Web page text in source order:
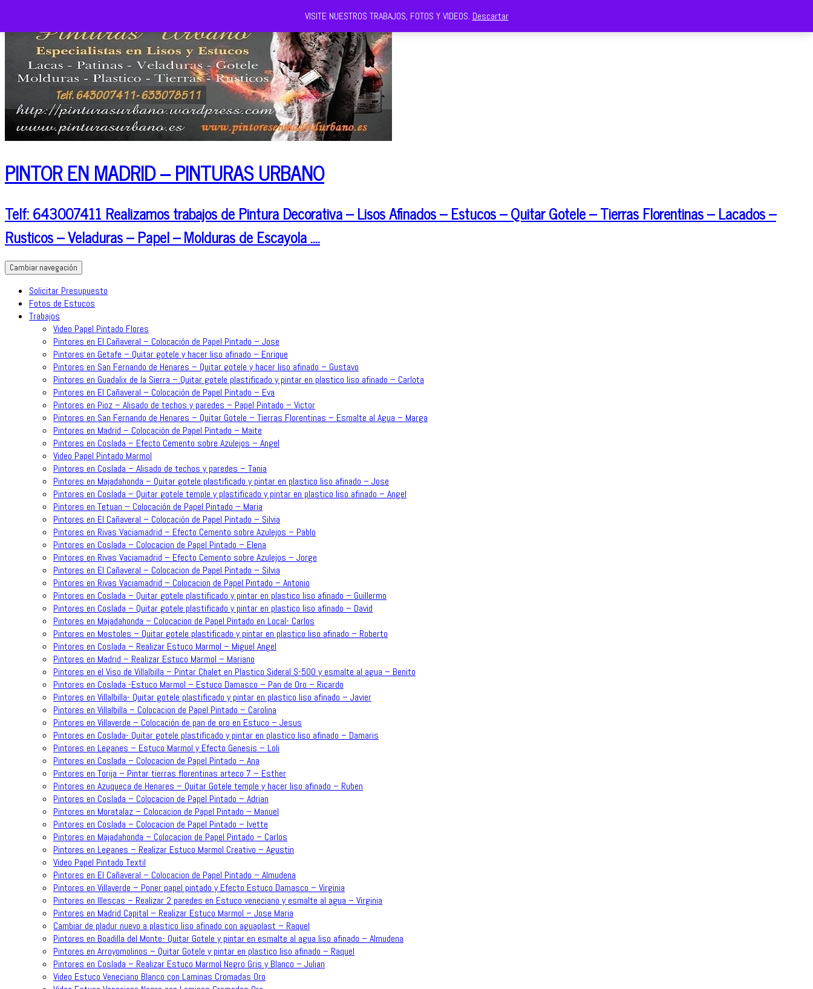
PINTOR EN MADRID – PINTURAS URBANO
Telf: 643007411 Realizamos trabajos de Pintura Decorativa – Lisos Afinados – Estucos – Quitar Gotele – Tierras Florentinas – Lacados –
Rusticos – Veladuras – Papel – Molduras de Escayola ….
Cambiar navegación
Solicitar Presupuesto
Fotos de Estucos
Trabajos
Video Papel Pintado Flores
Pintores en El Cañaveral – Colocación de Papel Pintado – Jose
Pintores en Getafe – Quitar gotele y hacer liso afinado – Enrique
Pintores en San Fernando de Henares – Quitar gotele y hacer liso afinado – Gustavo
Pintores en Guadalix de la Sierra – Quitar gotele plastificado y pintar en plastico liso afinado – Carlota
Pintores en El Cañaveral – Colocación de Papel Pintado – Eva
Pintores en Pioz – Alisado de techos y paredes – Papel Pintado – Victor
Pintores en San Fernando de Henares – Quitar Gotele – Tierras Florentinas – Esmalte al Agua – Marga
Pintores en Madrid – Colocación de Papel Pintado – Maite
Pintores en Coslada – Efecto Cemento sobre Azulejos – Angel
Video Papel Pintado Marmol
Pintores en Coslada – Alisado de techos y paredes – Tania
Pintores en Majadahonda – Quitar gotele plastificado y pintar en plastico liso afinado – Jose
Pintores en Coslada – Quitar gotele temple y plastificado y pintar en plastico liso afinado – Angel
Pintores en Tetuan – Colocación de Papel Pintado – Maria
Pintores en El Cañaveral – Colocación de Papel Pintado – Silvia
Pintores en Rivas Vaciamadrid – Efecto Cemento sobre Azulejos – Pablo
Pintores en Coslada – Colocacion de Papel Pintado – Elena
Pintores en Rivas Vaciamadrid – Efecto Cemento sobre Azulejos – Jorge
Pintores en El Cañaveral – Colocacion de Papel Pintado – Silvia
Pintores en Rivas Vaciamadrid – Colocacion de Papel Pintado – Antonio
Pintores en Coslada – Quitar gotele plastificado y pintar en plastico liso afinado – Guillermo
Pintores en Coslada – Quitar gotele plastificado y pintar en plastico liso afinado – David
Pintores en Majadahonda – Colocacion de Papel Pintado en Local- Carlos
Pintores en Mostoles – Quitar gotele plastificado y pintar en plastico liso afinado – Roberto
Pintores en Coslada – Realizar Estuco Marmol – Miguel Angel
Pintores en Madrid – Realizar Estuco Marmol – Mariano
Pintores en el Viso de Villalbilla – Pintar Chalet en Plastico Sideral S-500 y esmalte al agua – Benito
Pintores en Coslada -Estuco Marmol – Estuco Damasco – Pan de Oro – Ricardo
Pintores en Villalbilla- Quitar gotele plastificado y pintar en plastico liso afinado – Javier
Pintores en Villalbilla – Colocacion de Papel Pintado – Carolina
Pintores en Villaverde – Colocación de pan de oro en Estuco – Jesus
Pintores en Coslada- Quitar gotele plastificado y pintar en plastico liso afinado – Damaris
Pintores en Leganes – Estuco Marmol y Efecto Genesis – Loli
Pintores en Coslada – Colocacion de Papel Pintado – Ana
Pintores en Torija – Pintar tierras florentinas arteco 7 – Esther
Pintores en Azuqueca de Henares – Quitar Gotele temple y hacer liso afinado – Ruben
Pintores en Coslada – Colocacion de Papel Pintado – Adrian
Pintores en Moratalaz – Colocacion de Papel Pintado – Manuel
Pintores en Coslada – Colocacion de Papel Pintado – Ivette
Pintores en Majadahonda – Colocacion de Papel Pintado – Carlos
Pintores en Leganes – Realizar Estuco Marmol Creativo – Agustin
Video Papel Pintado Textil
Pintores en El Cañaveral – Colocacion de Papel Pintado – Almudena
Pintores en Villaverde – Poner papel pintado y Efecto Estuco Damasco – Virginia
Pintores en Illescas – Realizar 2 paredes en Estuco veneciano y esmalte al agua – Virginia
Pintores en Madrid Capital – Realizar Estuco Marmol – Jose Maria
Cambiar de pladur nuevo a plastico liso afinado con aguaplast – Raquel
Pintores en Boadilla del Monte- Quitar Gotele y pintar en esmalte al agua liso afinado – Almudena
Pintores en Arroyomolinos – Quitar Gotele y pintar en plastico liso afinado – Raquel
Pintores en Coslada – Realizar Estuco Marmol Negro Gris y Blanco – Julian
Video Estuco Veneciano Blanco con Laminas Cromadas Oro
VISITE NUESTROS TRABAJOS, FOTOS Y VIDEOS. Descartar